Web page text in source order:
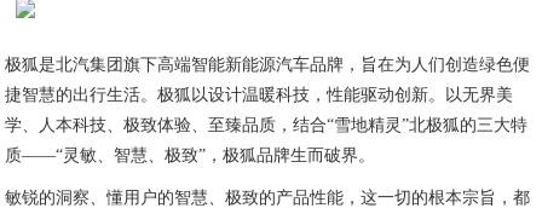
极狐是北汽集团旗下高端智能新能源汽车品牌，旨在为人们创造绿色便
捷智慧的出行生活。极狐以设计温暖科技，性能驱动创新。以无界美
学、人本科技、极致体验、至臻品质，结合“雪地精灵”北极狐的三大特
质——“灵敏、智慧、极致”，极狐品牌生而破界。
敏锐的洞察、懂用户的智慧、极致的产品性能，这一切的根本宗旨，都